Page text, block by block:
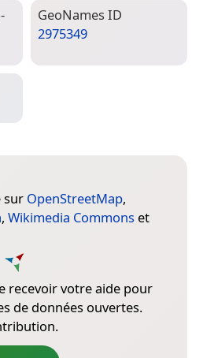
Geo­Names ID
2975349
sur OpenStreetMap,
, Wikimedia Commons et
recevoir votre aide pour
de données ouvertes.